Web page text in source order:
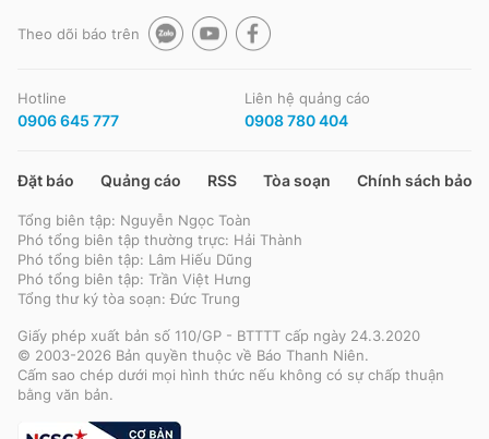
Theo dõi báo trên
Hotline
0906 645 777
Liên hệ quảng cáo
0908 780 404
Đặt báo Quảng cáo RSS Tòa soạn Chính sách bảo
Tổng biên tập: Nguyễn Ngọc Toàn
Phó tổng biên tập thường trực: Hải Thành
Phó tổng biên tập: Lâm Hiếu Dũng
Phó tổng biên tập: Trần Việt Hưng
Tổng thư ký tòa soạn: Đức Trung
Giấy phép xuất bản số 110/GP - BTTTT cấp ngày 24.3.2020
© 2003-2026 Bản quyền thuộc về Báo Thanh Niên.
Cấm sao chép dưới mọi hình thức nếu không có sự chấp thuận
bằng văn bản.